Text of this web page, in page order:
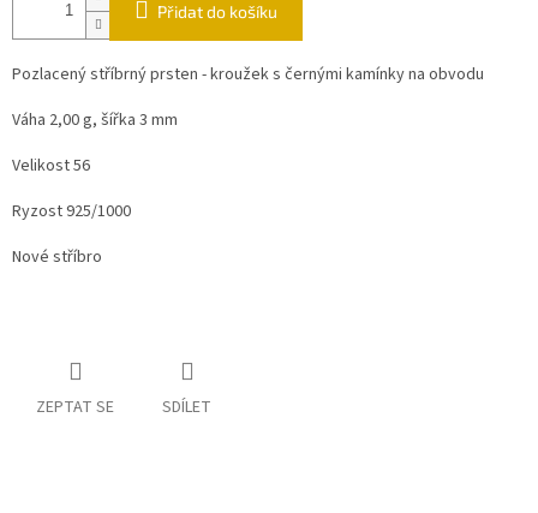
Přidat do košíku
Pozlacený stříbrný prsten - kroužek s černými kamínky na obvodu
Váha 2,00 g, šířka 3 mm
Velikost 56
Ryzost 925/1000
Nové stříbro
ZEPTAT SE SDÍLET